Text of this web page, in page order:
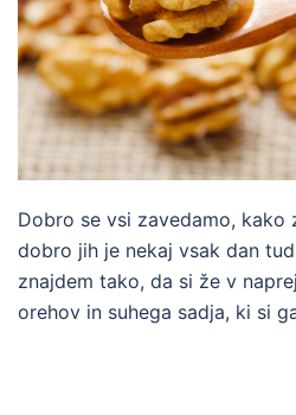
Dobro se vsi zavedamo, kako
dobro jih je nekaj vsak dan
znajdem tako, da si že v
orehov in suhega sadja, ki si